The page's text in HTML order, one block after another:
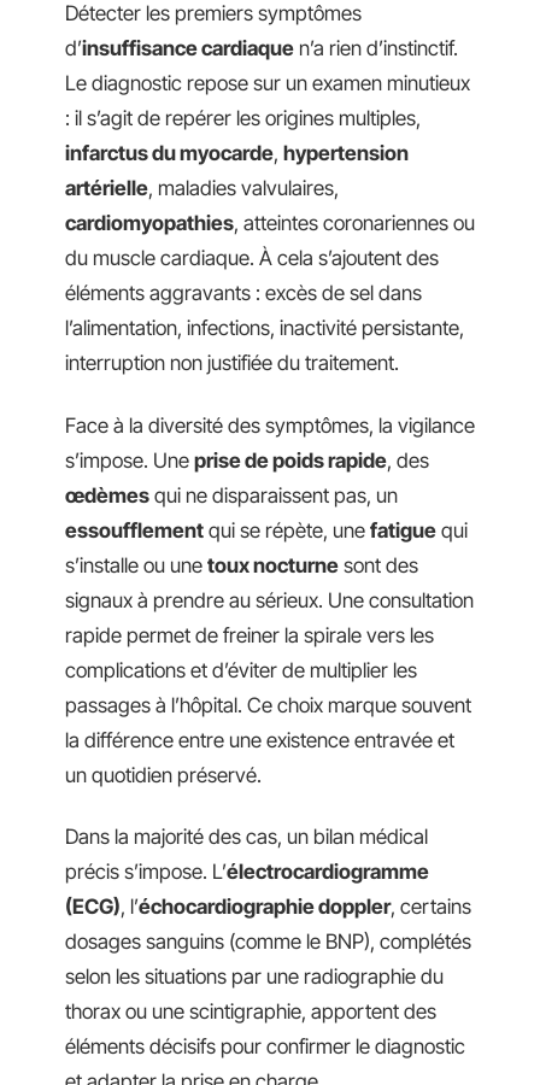
Détecter les premiers symptômes
d’insuffisance cardiaque n’a rien d’instinctif.
Le diagnostic repose sur un examen minutieux
: il s’agit de repérer les origines multiples,
infarctus du myocarde, hypertension
artérielle, maladies valvulaires,
cardiomyopathies, atteintes coronariennes ou
du muscle cardiaque. À cela s’ajoutent des
éléments aggravants : excès de sel dans
l’alimentation, infections, inactivité persistante,
interruption non justifiée du traitement.
Face à la diversité des symptômes, la vigilance
s’impose. Une prise de poids rapide, des
œdèmes qui ne disparaissent pas, un
essoufflement qui se répète, une fatigue qui
s’installe ou une toux nocturne sont des
signaux à prendre au sérieux. Une consultation
rapide permet de freiner la spirale vers les
complications et d’éviter de multiplier les
passages à l’hôpital. Ce choix marque souvent
la différence entre une existence entravée et
un quotidien préservé.
Dans la majorité des cas, un bilan médical
précis s’impose. L’électrocardiogramme
(ECG), l’échocardiographie doppler, certains
dosages sanguins (comme le BNP), complétés
selon les situations par une radiographie du
thorax ou une scintigraphie, apportent des
éléments décisifs pour confirmer le diagnostic